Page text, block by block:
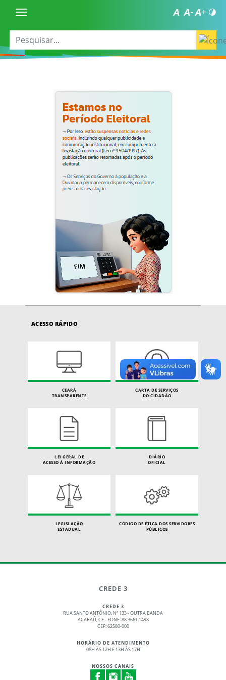
ACESSO RÁPIDO
CEARÁ
TRANSPARENTE
CARTA DE SERVIÇOS
DO CIDADÃO
LEI GERAL DE
ACESSO À INFORMAÇÃO
DIÁRIO
OFICIAL
LEGISLAÇÃO
ESTADUAL
CÓDIGO DE ÉTICA DOS SERVIDORES
PÚBLICOS
CREDE 3
CREDE 3
RUA SANTO ANTÔNIO, Nº 133 - OUTRA BANDA
ACARAÚ, CE - FONE: 88 3661.1498
CEP: 62580-000
HORÁRIO DE ATENDIMENTO
08H ÀS 12H E 13H ÀS 17H
NOSSOS CANAIS